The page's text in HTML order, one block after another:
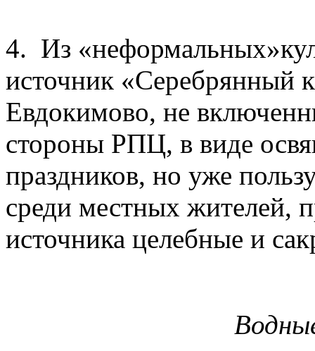
4. Из
источник «Серебрянный
Евдокимово, не
стороны РПЦ, в виде
праздников, но уже
среди местных жителей,
источника целебные и